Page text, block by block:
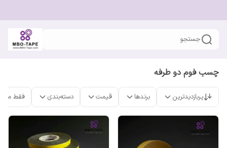
جستجو
چسب فوم دو طرفه
پربازدیدترین برندها قیمت دسته‌بندی فقط